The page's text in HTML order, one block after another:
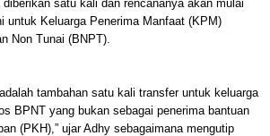
satu kali dan rencananya akan mulai
untuk Keluarga Penerima Manfaat (KPM)
Non Tunai (BNPT).
tambahan satu kali transfer untuk keluarga
BPNT yang bukan sebagai penerima bantuan
(PKH),” ujar Adhy sebagaimana mengutip